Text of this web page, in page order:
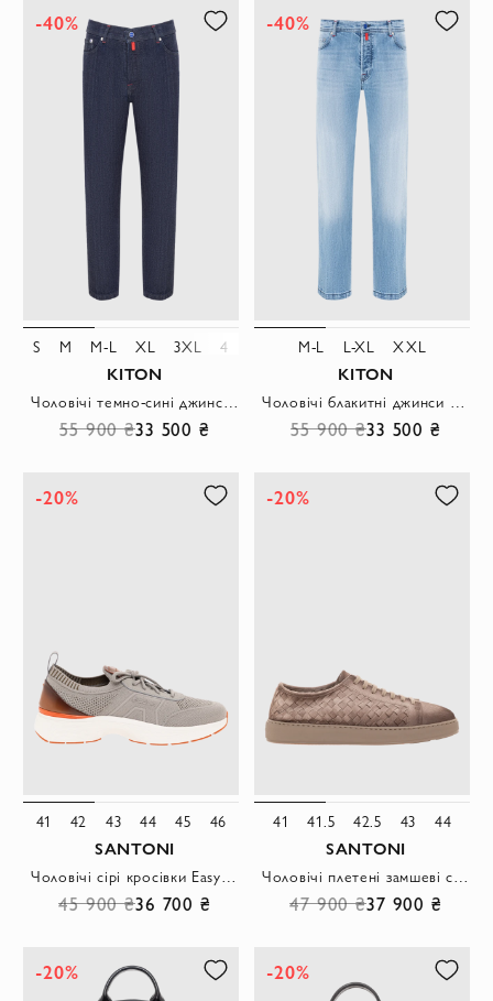
-40%
S M M-L XL 3XL 4XL
KITON
Чоловічі темно-сині джинси із високоякісного деніму
55 900 ₴33 500 ₴
-40%
M-L L-XL XXL
KITON
Чоловічі блакитні джинси з ефектом потертості.
55 900 ₴33 500 ₴
-20%
41 42 43 44 45 46
SANTONI
Чоловічі сірі кросівки Easy Bounce із еластичного трикотажу.
45 900 ₴36 700 ₴
-20%
41 41.5 42.5 43 44
SANTONI
Чоловічі плетені замшеві снікери бежевого кольору.
47 900 ₴37 900 ₴
-20% -20%